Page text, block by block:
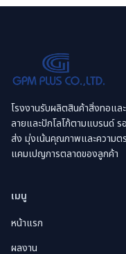
โรงงานรับผลิตสินค้าสิ่งทอแ
ลายและปักโลโก้ตามแบรนด์
ส่ง มุ่งเน้นคุณภาพและความ
แคมเปญการตลาดของลูกค้า
เมนู
หน้าแรก
ผลงาน